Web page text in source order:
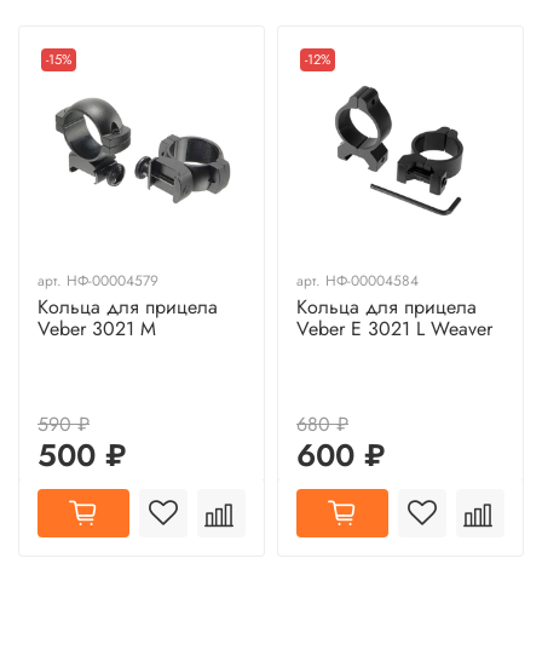
-15%
арт. НФ-00004579
Кольца для прицела
Veber 3021 M
590 ₽
500 ₽
-12%
арт. НФ-00004584
Кольца для прицела
Veber E 3021 L Weaver
680 ₽
600 ₽